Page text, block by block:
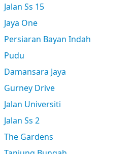
Jalan Ss 15
Jaya One
Persiaran Bayan Indah
Pudu
Damansara Jaya
Gurney Drive
Jalan Universiti
Jalan Ss 2
The Gardens